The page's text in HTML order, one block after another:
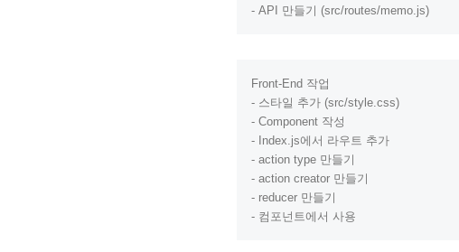
- API 만들기 (src/routes/memo.js)
Front-End 작업
-
- Component
- Index.js
-
-
-
- 컴포넌트에서 사용